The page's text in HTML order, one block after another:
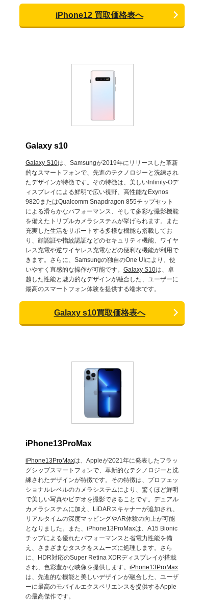
iPhone12 買取価格表へ
Galaxy s10
Galaxy S10は、Samsungが2019年にリリースした革新
的なスマートフォンで、先進のテクノロジーと洗練され
たデザインが特徴です。その特徴は、美しいInfinity-Oデ
ィスプレイによる鮮明で広い視野、高性能なExynos
9820またはQualcomm Snapdragon 855チップセット
による滑らかなパフォーマンス、そして多彩な撮影機能
を備えたトリプルカメラシステムが挙げられます。また
充実した生活をサポートする多様な機能も搭載してお
り、顔認証や指紋認証などのセキュリティ機能、ワイヤ
レス充電や逆ワイヤレス充電などの便利な機能が利用で
きます。さらに、Samsungの独自のOne UIにより、使
いやすく直感的な操作が可能です。 Galaxy S10は、卓
越した性能と魅力的なデザインが融合した、ユーザーに
最高のスマートフォン体験を提供する端末です。
Galaxy s10買取価格表へ
iPhone13ProMax
iPhone13ProMaxは、Appleが2021年に発表したフラッ
グシップスマートフォンで、革新的なテクノロジーと洗
練されたデザインが特徴です。その特徴は、プロフェッ
ショナルレベルのカメラシステムにより、驚くほど鮮明
で美しい写真やビデオを撮影できることです。デュアル
カメラシステムに加え、LiDARスキャナーが追加され、
リアルタイムの深度マッピングやAR体験の向上が可能
となりました。また、iPhone13ProMaxは、A15 Bionic
チップによる優れたパフォーマンスと省電力性能を備
え、さまざまなタスクをスムーズに処理します。さら
に、HDR対応のSuper Retina XDRディスプレイが搭載
され、色彩豊かな映像を提供します。 iPhone13ProMax
は、先進的な機能と美しいデザインが融合した、ユーザ
ーに最高のモバイルエクスペリエンスを提供するApple
の最高傑作です。